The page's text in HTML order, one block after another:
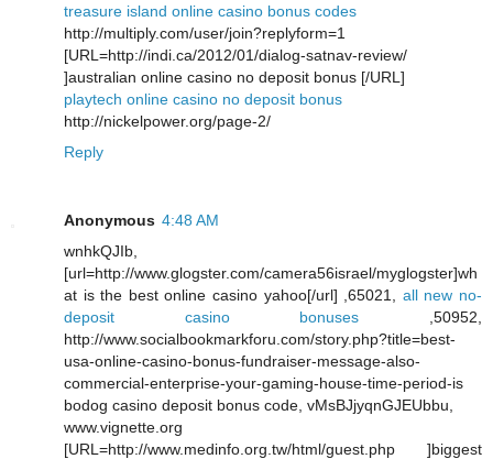
treasure island online casino bonus codes
http://multiply.com/user/join?replyform=1
[URL=http://indi.ca/2012/01/dialog-satnav-review/
]australian online casino no deposit bonus [/URL]
playtech online casino no deposit bonus
http://nickelpower.org/page-2/
Reply
Anonymous 4:48 AM
wnhkQJIb,
[url=http://www.glogster.com/camera56israel/myglogster]wh
at is the best online casino yahoo[/url] ,65021, all new no-
deposit casino bonuses ,50952,
http://www.socialbookmarkforu.com/story.php?title=best-
usa-online-casino-bonus-fundraiser-message-also-
commercial-enterprise-your-gaming-house-time-period-is
bodog casino deposit bonus code, vMsBJjyqnGJEUbbu,
www.vignette.org
[URL=http://www.medinfo.org.tw/html/guest.php ]biggest